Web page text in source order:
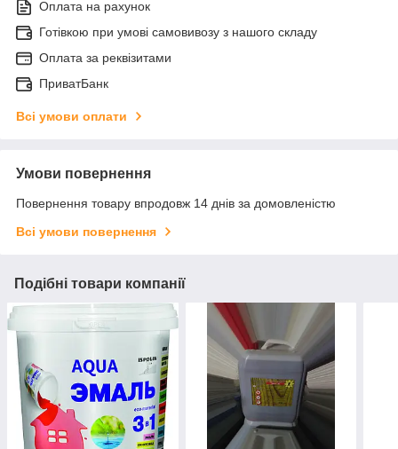
Оплата на рахунок
Готівкою при умові самовивозу з нашого складу
Оплата за реквізитами
ПриватБанк
Всі умови оплати
Умови повернення
Повернення товару впродовж 14 днів за домовленістю
Всі умови повернення
Подібні товари компанії